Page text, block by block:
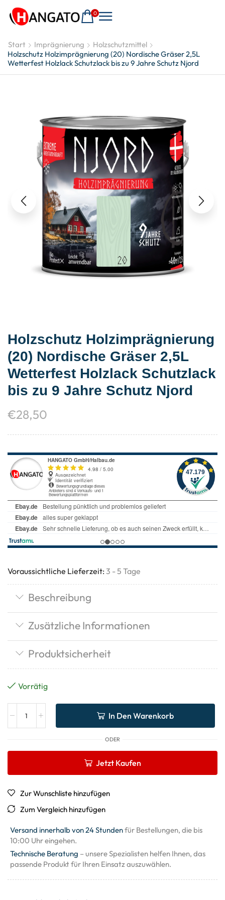
0
Start Imprägnierung
Holzschutzmittel
Holzschutz Holzimprägnierung (20) Nordische Gräser 2,5L
Wetterfest Holzlack Schutzlack bis zu 9 Jahre Schutz Njord
Holzschutz Holzimprägnierung
(20) Nordische Gräser 2,5L
Wetterfest Holzlack Schutzlack
bis zu 9 Jahre Schutz Njord
€28,50
Voraussichtliche Lieferzeit: 3 - 5 Tage
Beschreibung
Zusätzliche Informationen
Produktsicherheit
Vorrätig
In Den Warenkorb
ODER
Jetzt Kaufen
Zur Wunschliste hinzufügen
Zum Vergleich hinzufügen
Versand innerhalb von 24 Stundenfür Bestellungen, die bis
10:00 Uhr eingehen.
Technische Beratung – unsere Spezialisten helfen Ihnen, das
passende Produkt für Ihren Einsatz auszuwählen.